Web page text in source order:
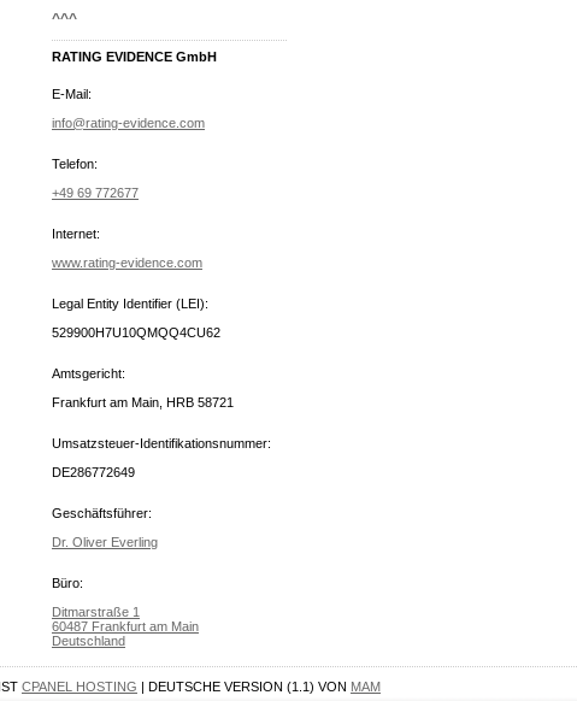
^^^
RATING EVIDENCE GmbH
E-Mail:
info@rating-evidence.com
Telefon:
+49 69 772677
Internet:
www.rating-evidence.com
Legal Entity Identifier (LEI):
529900H7U10QMQQ4CU62
Amtsgericht:
Frankfurt am Main, HRB 58721
Umsatzsteuer-Identifikationsnummer:
DE286772649
Geschäftsführer:
Dr. Oliver Everling
Büro:
Ditmarstraße 1
60487 Frankfurt am Main
Deutschland
CPANEL HOSTING | DEUTSCHE VERSION (1.1) VON MAM